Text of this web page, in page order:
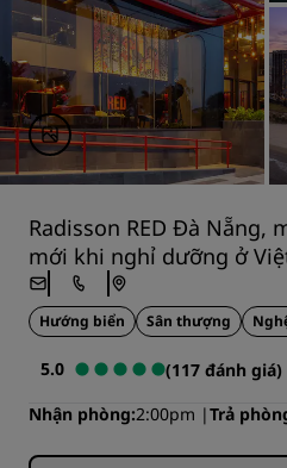
Radisson RED Đà Nẵng,
mới khi nghỉ dưỡng ở
Hướng biển Sân thượng
5.0
(117 đánh giá)
Nhận phòng 2:00pm Trả